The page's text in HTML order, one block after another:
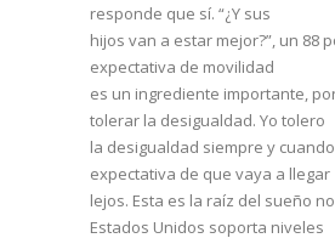
responde que sí. “¿Y sus
hijos van a estar mejor?”, un 88
expectativa de movilidad
es un ingrediente importante,
tolerar la desigualdad. Yo tolero
la desigualdad siempre y
expectativa de que vaya a llegar
lejos. Esta es la raíz del sueño
Estados Unidos soporta niveles